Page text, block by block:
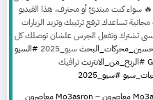
سواء كنت مبتدئ أو محترف، هذا الفيديو
تساعدك ترفع ترتيبك وتزيد الزيارات
تشترك وتفعل الجرس علشان توصلك كل
سيو_2025
#السيو
#الربح_من_الانترنتترافيك
#سيو_2025